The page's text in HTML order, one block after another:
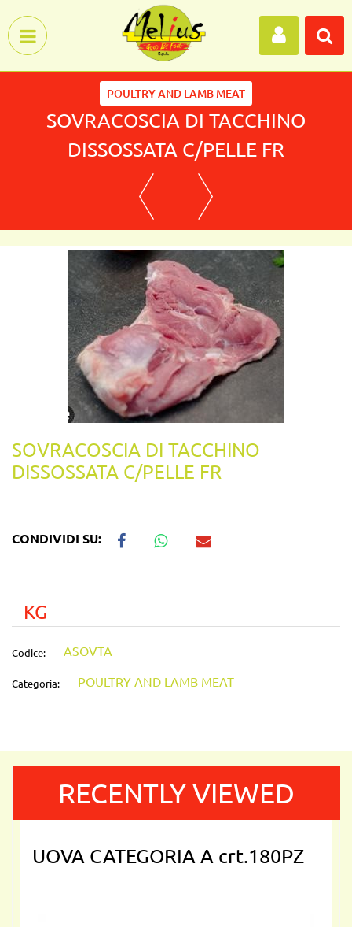
POULTRY AND LAMB MEAT
SOVRACOSCIA DI TACCHINO
DISSOSSATA C/PELLE FR
SOVRACOSCIA DI TACCHINO
DISSOSSATA C/PELLE FR
CONDIVIDI SU:
KG
Codice: ASOVTA
Categoria: POULTRY AND LAMB MEAT
RECENTLY VIEWED
UOVA CATEGORIA A crt.180PZ